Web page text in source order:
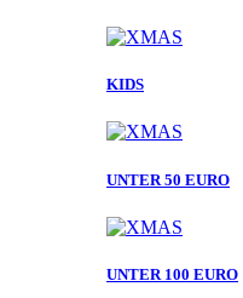
KIDS
UNTER 50 EURO
UNTER 100 EURO